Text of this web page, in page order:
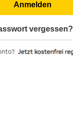
Anmelden
vergessen?